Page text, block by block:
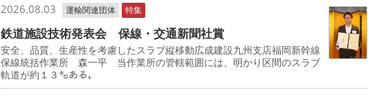
2026.08.03 運輸関連団体 特集
鉄道施設技術発表会 保線・交通新聞社賞
安全、品質、生産性を考慮したスラブ縦移動広成建設九州支店福岡新幹線
保線統括作業所 森一平 当作業所の管轄範囲には、明かり区間のスラブ
軌道が約１３㌔ある。